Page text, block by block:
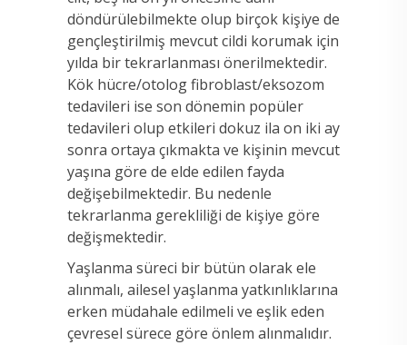
döndürülebilmekte olup birçok kişiye de
gençleştirilmiş mevcut cildi korumak için
yılda bir tekrarlanması önerilmektedir.
Kök hücre/otolog fibroblast/eksozom
tedavileri ise son dönemin popüler
tedavileri olup etkileri dokuz ila on iki ay
sonra ortaya çıkmakta ve kişinin mevcut
yaşına göre de elde edilen fayda
değişebilmektedir. Bu nedenle
tekrarlanma gerekliliği de kişiye göre
değişmektedir.
Yaşlanma süreci bir bütün olarak ele
alınmalı, ailesel yaşlanma yatkınlıklarına
erken müdahale edilmeli ve eşlik eden
çevresel sürece göre önlem alınmalıdır.